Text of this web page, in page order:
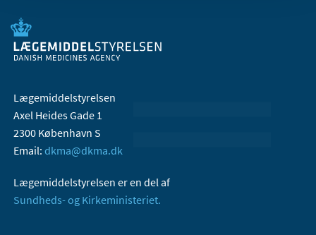
Lægemiddelstyrelsen
Axel Heides Gade 1
2300 København S
Email: dkma@dkma.dk
Lægemiddelstyrelsen er en del af
Sundheds- og Kirkeministeriet.